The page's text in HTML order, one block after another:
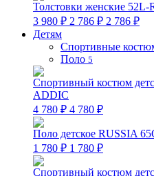
Толстовки женские
3 980 ₽ 2 786 ₽ 2 786 ₽
Детям
Спортивные
Поло 5
Спортивный костюм
ADDIC
4 780 ₽ 4 780 ₽
Поло детское RUSSIA
1 780 ₽ 1 780 ₽
Спортивный костюм